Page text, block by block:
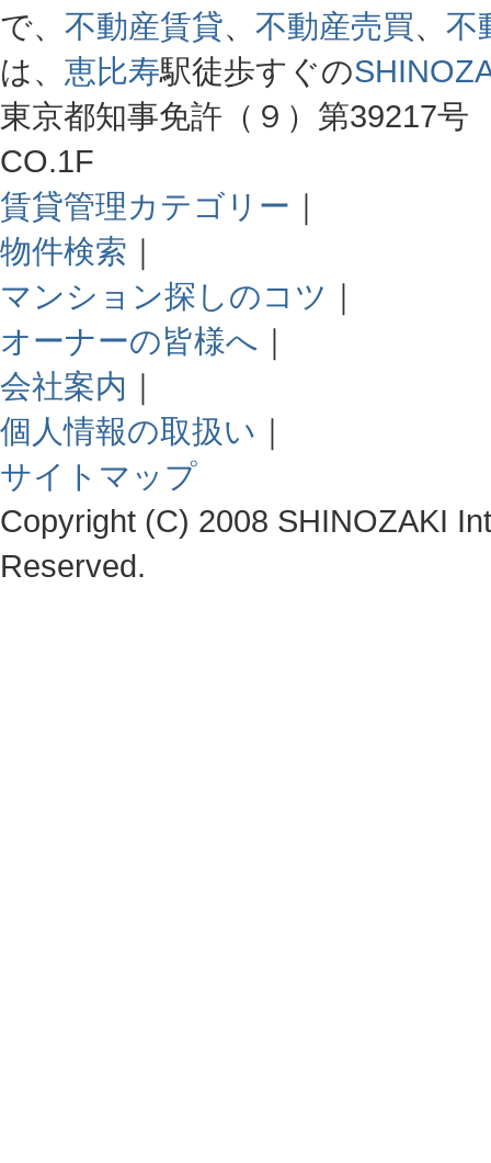
で、 不動産賃貸、 不動産売買、 不
は、 恵比寿駅徒歩すぐの
東京都知事免許（９）第39217
CO.1F
賃貸管理カテゴリー ｜
物件検索 ｜
マンション探しのコツ ｜
オーナーの皆様へ ｜
会社案内 ｜
個人情報の取扱い ｜
サイトマップ
Copyright (C) 2008 SHINOZAKI
Reserved.